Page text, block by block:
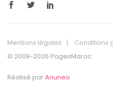
Mentions légales
Conditions
© 2009-2026 PagesMaroc
Réalisé parAnuneo